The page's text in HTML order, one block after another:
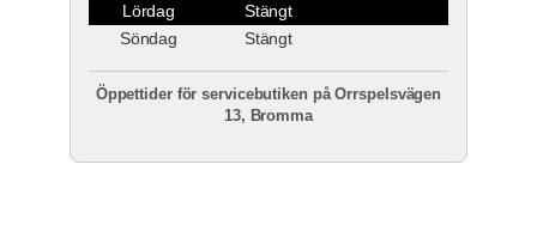
Lördag
Stängt
Söndag
Stängt
Öppettider för servicebutiken på Orrspelsvägen
13, Bromma